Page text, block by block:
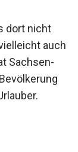
dort nicht
auch
Sachsen-